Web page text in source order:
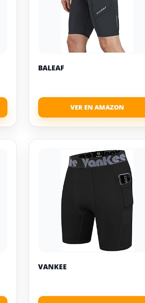
BALEAF
VANKEE